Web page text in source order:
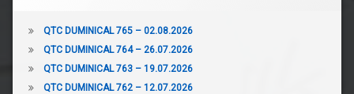
QTC DUMINICAL 765 – 02.08.2026
QTC DUMINICAL 764 – 26.07.2026
QTC DUMINICAL 763 – 19.07.2026
QTC DUMINICAL 762 – 12.07.2026